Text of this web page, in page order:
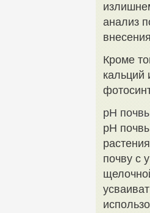
анализ
Кроме
pH
pH
почву с